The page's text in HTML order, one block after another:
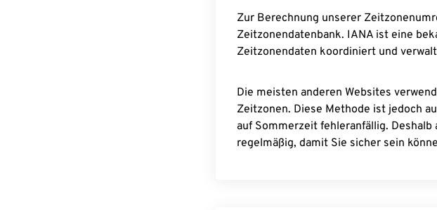
Zur Berechnung unserer
Zeitzonendatenbank. IANA ist eine
Zeitzonendaten koordiniert und
Die meisten anderen Websites
Zeitzonen. Diese Methode ist jedoch
auf Sommerzeit fehleranfällig.
regelmäßig, damit Sie sicher sein